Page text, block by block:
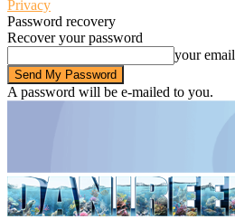
Privacy
Password recovery
Recover your password
your email
A password will be e-mailed to you.